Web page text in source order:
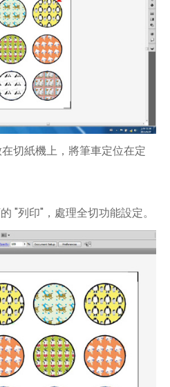
切紙機上，將筆車定位在定
"列印"，處理全切功能設定。